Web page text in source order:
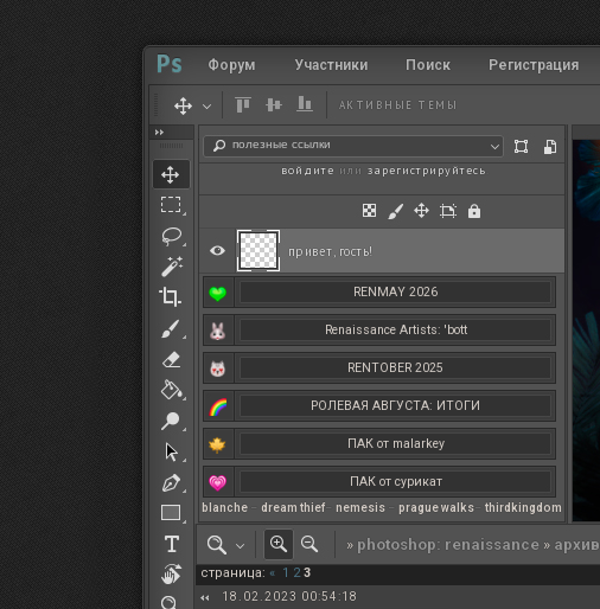
RENMAY 2026
Renaissance Artists: 'bott
RENTOBER 2025
РОЛЕВАЯ АВГУСТА: ИТОГИ
ПАК от malarkey
ПАК от сурикат
РЕНМАЙ
РОЛЕВАЯ МАРТА: ИТОГИ
полезные ссылки
blanche– dream thief– nemesis– prague walks– thirdkingdom
Форум Участники Поиск Регистрация
АКТИВНЫЕ ТЕМЫ
привет, гость!
войдите или зарегистрируйтесь
» photoshop: renaissance » архив
страница: « 1 2 3
18.02.2023 00:54:18